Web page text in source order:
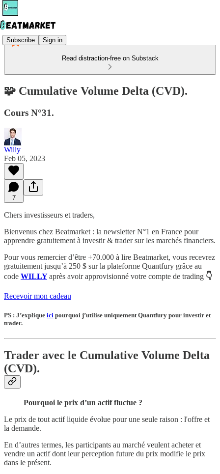
Subscribe Sign in
Read distraction-free on Substack
🧩 Cumulative Volume Delta (CVD).
Cours N°31.
Willy
Feb 05, 2023
7
Chers investisseurs et traders,
Bienvenus chez Beatmarket : la newsletter N°1 en France pour
apprendre gratuitement à investir & trader sur les marchés financiers.
Pour vous remercier d’être +70.000 à lire Beatmarket, vous recevrez
gratuitement jusqu’à 250 $ sur la plateforme Quantfury grâce au
code WILLY après avoir approvisionné votre compte de trading 👇
Recevoir mon cadeau
PS : J’explique ici pourquoi j’utilise uniquement Quantfury pour investir et
trader.
Trader avec le Cumulative Volume Delta
(CVD).
Pourquoi le prix d’un actif fluctue ?
Le prix de tout actif liquide évolue pour une seule raison : l'offre et
la demande.
En d’autres termes, les participants au marché veulent acheter et
vendre un actif dont leur perception future du prix modifie le prix
dans le présent.